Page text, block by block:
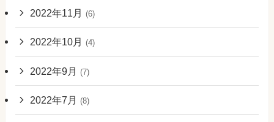
2022年11月 (6)
2022年10月 (4)
2022年9月 (7)
2022年7月 (8)